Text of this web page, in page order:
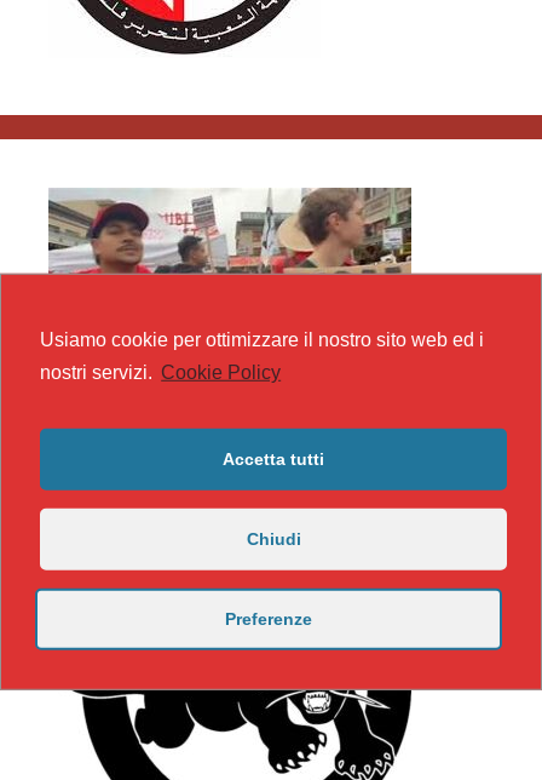
Usiamo cookie per ottimizzare il nostro sito web ed i
nostri servizi. Cookie Policy
Accetta tutti
Chiudi
Preferenze